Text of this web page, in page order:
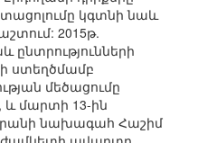
կգտնի նաև
2015թ.
ընտրությունների
ստեղծմամբ
մեծացումը
մարտի 13-ին
նախագահ Հաշիմ